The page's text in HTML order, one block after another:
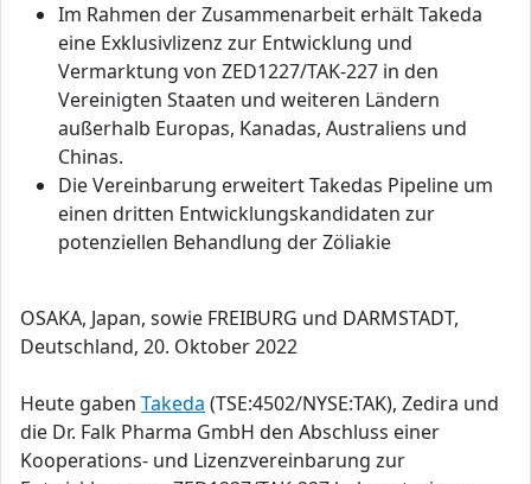
Im Rahmen der Zusammenarbeit erhält Takeda
eine Exklusivlizenz zur Entwicklung und
Vermarktung von ZED1227/TAK-227 in den
Vereinigten Staaten und weiteren Ländern
außerhalb Europas, Kanadas, Australiens und
Chinas.
Die Vereinbarung erweitert Takedas Pipeline um
einen dritten Entwicklungskandidaten zur
potenziellen Behandlung der Zöliakie
OSAKA, Japan, sowie FREIBURG und DARMSTADT,
Deutschland, 20. Oktober 2022
Heute gaben Takeda (TSE:4502/NYSE:TAK), Zedira und
die Dr. Falk Pharma GmbH den Abschluss einer
Kooperations- und Lizenzvereinbarung zur